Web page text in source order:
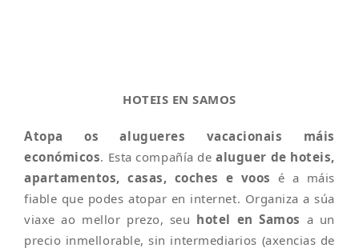
HOTEIS EN SAMOS
Atopa os alugueres vacacionais máis
económicos. Esta compañía dealuguer de hoteis,
apartamentos, casas, coches e voos é a máis
fiable que podes atopar en internet. Organiza a súa
viaxe ao mellor prezo, seu hotel en Samos a un
precio inmellorable, sin intermediarios (axencias de